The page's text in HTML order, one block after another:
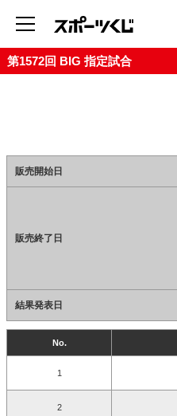
第1572回 BIG 指定試合
販売開始日
販売終了日
結果発表日
No.
1
2